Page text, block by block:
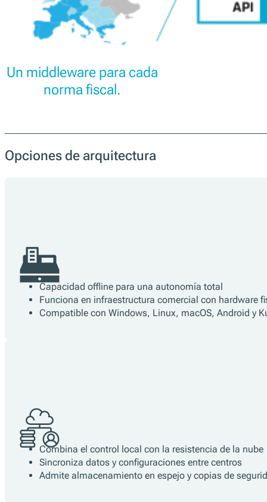
Probado en miles de comercios
Certificado y conforme a la ley en cada país
API abierta e implementación de referencia de código
Actualizaciones continuas a medida que evoluciona la
Opciones de arquitectura
Capacidad offline para una autonomía total
Funciona en infraestructura comercial con hardware
Compatible con Windows, Linux, macOS, Android y